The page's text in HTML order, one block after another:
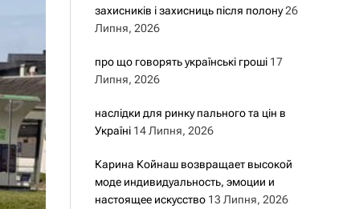
захисників і захисниць після полону 26
Липня, 2026
про що говорять українські гроші 17
Липня, 2026
наслідки для ринку пального та цін в
Україні 14 Липня, 2026
Карина Койнаш возвращает высокой
моде индивидуальность, эмоции и
настоящее искусство 13 Липня, 2026